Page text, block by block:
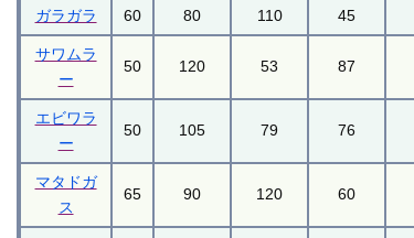
ガラガラ 60 80 110 45
サワムラ
ー
50 120 53 87
エビワラ
ー
50 105 79 76
マタドガ
ス
65 90 120 60